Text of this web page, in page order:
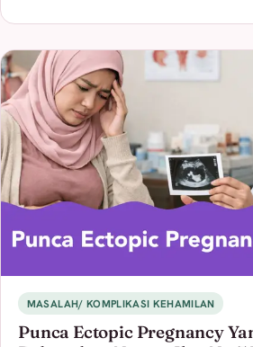
MASALAH/ KOMPLIKASI KEHAMILAN
Punca Ectopic Pregnancy